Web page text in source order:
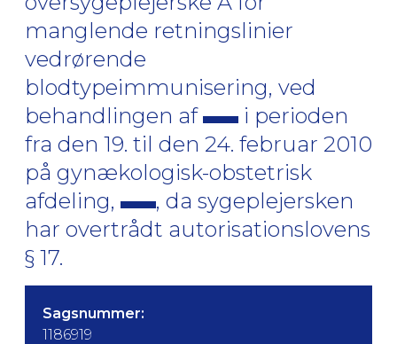
manglende retningslinier
vedrørende
blodtypeimmunisering, ved
behandlingen af
i perioden
fra den 19. til den 24. februar 2010
på gynækologisk-obstetrisk
afdeling,
, da sygeplejersken
har overtrådt autorisationslovens
§ 17.
Sagsnummer:
1186919